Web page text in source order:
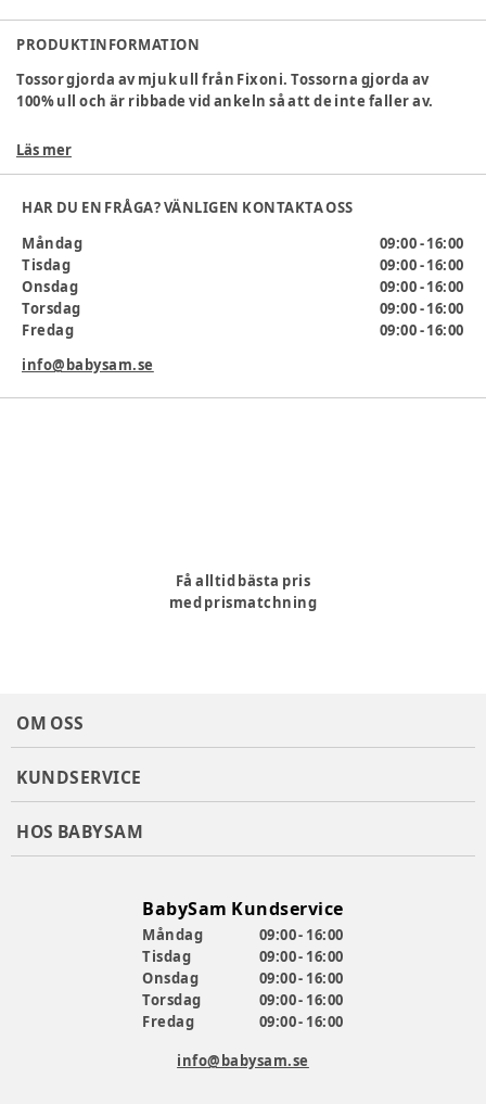
PRODUKTINFORMATION
Tossor gjorda av mjuk ull från Fixoni. Tossorna gjorda av
100% ull och är ribbade vid ankeln så att de inte faller av.
OEKO-TEX Standard 100 certifierade
Tvättråd: 30 grader fintvätt, torktumla ej
Material: 100% ull
Certifiering
Färg:Brun
Färg:284
Klädstorlek
Kön:Unisex
Materialsammansättning
Läs mer
HAR DU EN FRÅGA? VÄNLIGEN KONTAKTA OSS
Måndag
09:00 - 16:00
Tisdag
09:00 - 16:00
Onsdag
09:00 - 16:00
Torsdag
09:00 - 16:00
Fredag
09:00 - 16:00
info@babysam.se
Få alltid bästa pris
med prismatchning
OM OSS
KUNDSERVICE
HOS BABYSAM
BabySam Kundservice
Måndag
09:00 - 16:00
Tisdag
09:00 - 16:00
Onsdag
09:00 - 16:00
Torsdag
09:00 - 16:00
Fredag
09:00 - 16:00
info@babysam.se